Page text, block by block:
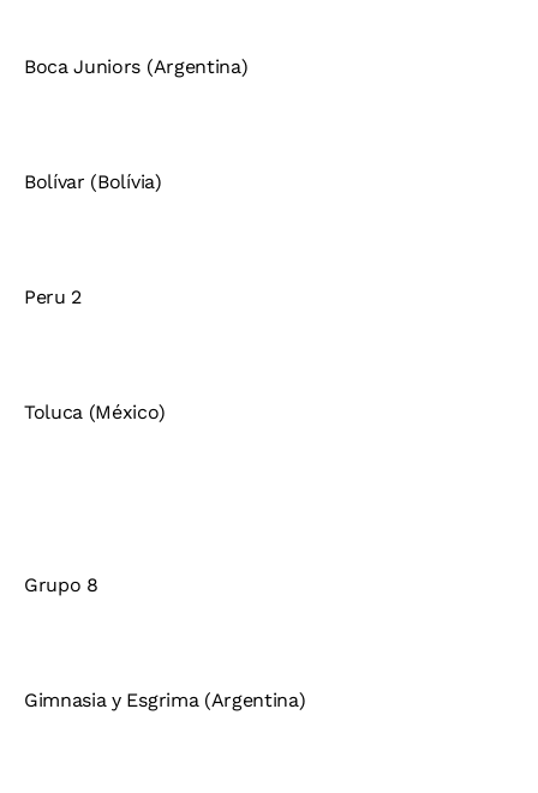
Boca Juniors (Argentina)
Bolívar (Bolívia)
Peru 2
Toluca (México)
Grupo 8
Gimnasia y Esgrima (Argentina)